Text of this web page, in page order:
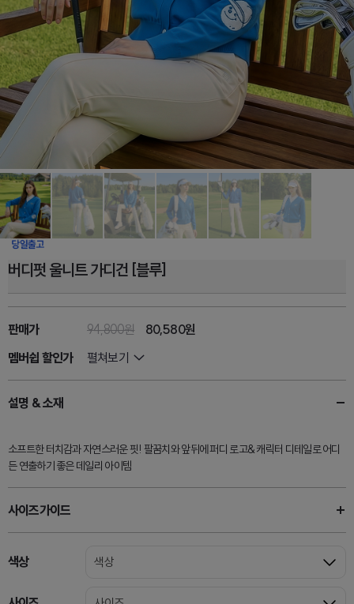
버디펏 울니트 가디건 [블루]
판매가 94,800원 80,580원
멤버쉽 할인가
펼쳐보기
설명 & 소재
소프트한 터치감과 자연스러운 핏! 팔꿈치와 앞뒤에 퍼디 로고& 캐릭터 디테일로 어디
든 연출하기 좋은 데일리 아이템
사이즈가이드
색상 색상